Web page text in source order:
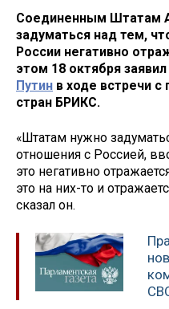
Соединенным Штатам
задуматься над тем,
России негативно
этом 18 октября
Путин в ходе встречи
стран БРИКС.
«Штатам нужно
отношения с Россией,
это негативно
это на них-то и
сказал он.